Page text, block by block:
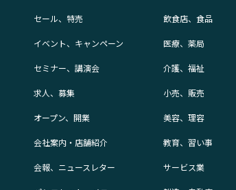
セール、特売
イベント、キャンペーン
セミナー、講演会
求人、募集
オープン、開業
会社案内・店舗紹介
会報、ニュースレター
飲食店、食品
医療、薬局
介護、福祉
小売、販売
美容、理容
教育、習い事
サービス業